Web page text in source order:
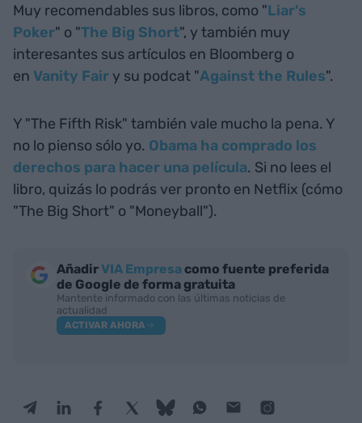
Muy recomendables sus libros, como "Liar's
Poker" o "The Big Short", y también muy
interesantes sus artículos en Bloomberg o
en Vanity Fair y su podcat "Against the Rules".
Y "The Fifth Risk" también vale mucho la pena. Y
no lo pienso sólo yo. Obama ha comprado los
derechos para hacer una película. Si no lees el
libro, quizás lo podrás ver pronto en Netflix (cómo
"The Big Short" o "Moneyball").
AñadirVIA Empresa como fuente preferida
de Google de forma gratuita
Mantente informado con las últimas noticias de
actualidad
ACTIVAR AHORA